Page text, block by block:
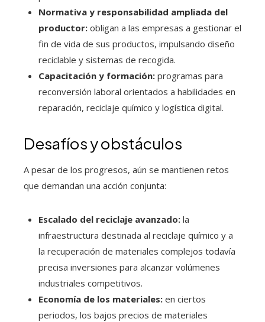
Normativa y responsabilidad ampliada del
productor: obligan a las empresas a gestionar el
fin de vida de sus productos, impulsando diseño
reciclable y sistemas de recogida.
Capacitación y formación: programas para
reconversión laboral orientados a habilidades en
reparación, reciclaje químico y logística digital.
Desafíos y obstáculos
A pesar de los progresos, aún se mantienen retos
que demandan una acción conjunta:
Escalado del reciclaje avanzado: la
infraestructura destinada al reciclaje químico y a
la recuperación de materiales complejos todavía
precisa inversiones para alcanzar volúmenes
industriales competitivos.
Economía de los materiales: en ciertos
periodos, los bajos precios de materiales